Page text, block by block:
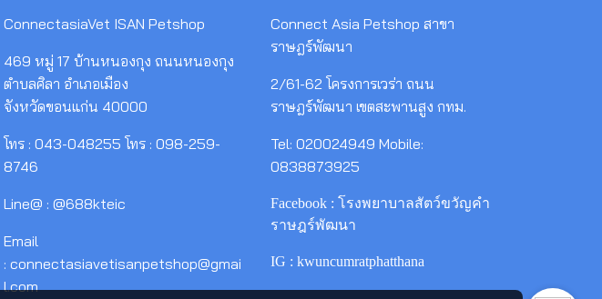
ConnectasiaVet ISAN Petshop
469 หมู่ 17 บ้านหนองกุง ถนนหนองกุง
ตำบลศิลา อำเภอเมือง
จังหวัดขอนแก่น 40000
โทร : 043-048255 โทร : 098-259-
8746
Line@ : @688kteic
Email
: connectasiavetisanpetshop@gmai
l.com
Connect Asia Petshop สาขา
ราษฎร์พัฒนา
2/61-62 โครงการเวร่า ถนน
ราษฎร์พัฒนา เขตสะพานสูง กทม.
Tel: 020024949 Mobile:
0838873925
Facebook : โรงพยาบาลสัตว์ขวัญคำ
ราษฎร์พัฒนา
IG : kwuncumratphatthana